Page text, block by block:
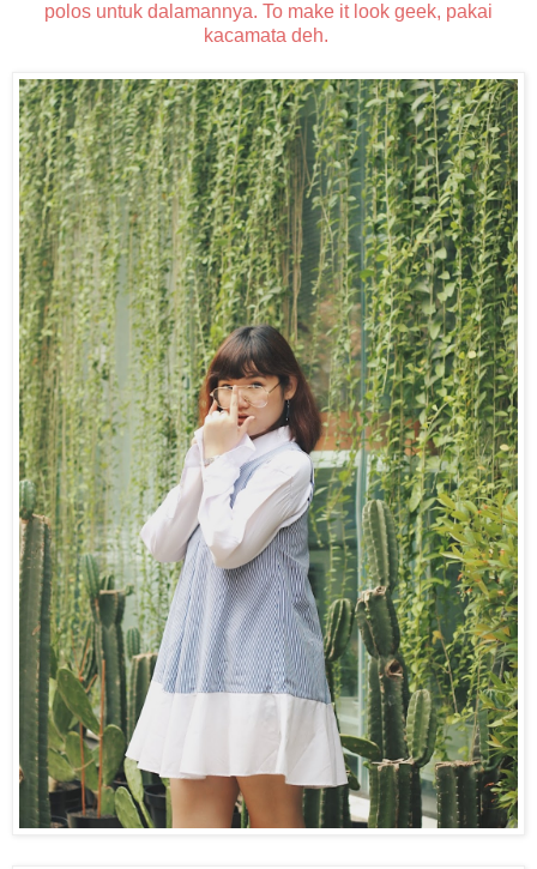
polos untuk dalamannya. To make it look geek, pakai
kacamata deh.